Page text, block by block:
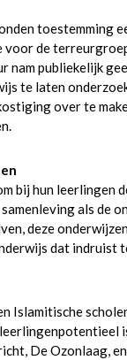
toestemming
voor de
nam publiekelijk
te laten
over te
bij hun
als de
deze
dat indruist
Islamitische
De Ozonlaag,